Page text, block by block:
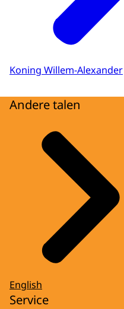
Koning Willem-Alexander
Andere talen
English
Service